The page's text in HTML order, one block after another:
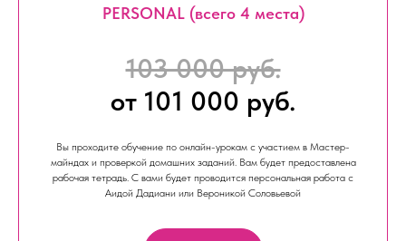
PERSONAL (всего 4 места)
103 000 руб.
от 101 000 руб.
Вы проходите обучение по онлайн-урокам с участием в Мастер-
майндах и проверкой домашних заданий. Вам будет предоставлена
рабочая тетрадь. С вами будет проводится персональная работа с
Аидой Дадиани или Вероникой Соловьевой